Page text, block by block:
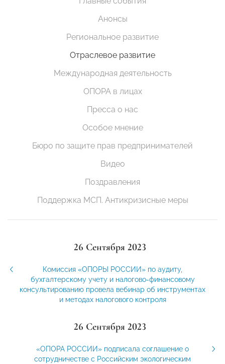
Анонсы
Региональное развитие
Отраслевое развитие
Международная деятельность
ОПОРА в лицах
Пресса о нас
Особое мнение
Бюро по защите прав предпринимателей
Видео
Поздравления
Поддержка МСП. Антикризисные меры
26 Сентября 2023
Комиссия «ОПОРЫ РОССИИ» по аудиту,
бухгалтерскому учету и налогово-финансовому
консультированию провела вебинар об инструментах
и методах налогового контроля
26 Сентября 2023
«ОПОРА РОССИИ» подписала соглашение о
сотрудничестве с Российским экологическим